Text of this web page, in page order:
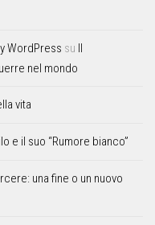
WordPress su Il
nel mondo
vita
e il suo “Rumore bianco”
una fine o un nuovo